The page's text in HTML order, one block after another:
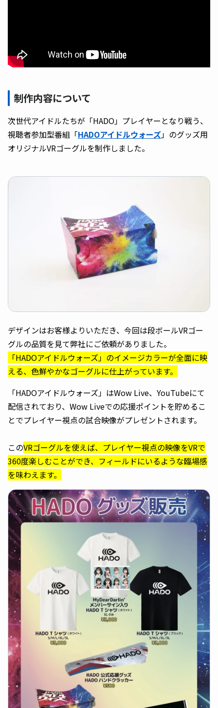
制作内容について
次世代アイドルたちが「HADO」プレイヤーとなり戦う、
視聴者参加型番組「HADOアイドルウォーズ」のグッズ用
オリジナルVRゴーグルを制作しました。
デザインはお客様よりいただき、今回は段ボールVRゴー
グルの品質を見て弊社にご依頼がありました。
「HADOアイドルウォーズ」のイメージカラーが全面に映
える、色鮮やかなゴーグルに仕上がっています。
「HADOアイドルウォーズ」はWow Live、YouTubeにて
配信されており、Wow Liveでの応援ポイントを貯めるこ
とでプレイヤー視点の試合映像がプレゼントされます。
このVRゴーグルを使えば、プレイヤー視点の映像をVRで
360度楽しむことができ、フィールドにいるような臨場感
を味わえます。